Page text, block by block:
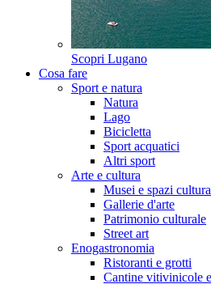
Scopri Lugano
Cosa fare
Sport e natura
Natura
Lago
Bicicletta
Sport acquatici
Altri sport
Arte e cultura
Musei e spazi
Gallerie d'arte
Patrimonio culturale
Street art
Enogastronomia
Ristoranti e grotti
Cantine vitivinicole